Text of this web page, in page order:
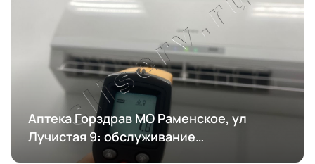
Аптека Горздрав МО Раменское, ул
Лучистая 9: обслуживание
кондиционирования